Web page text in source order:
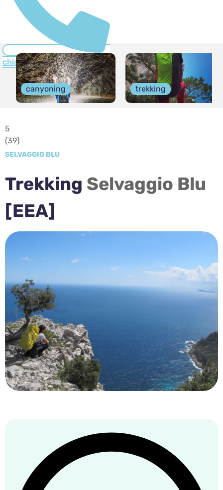
chiama ora
canyoning trekking
5
(39)
SELVAGGIO BLU
Trekking Selvaggio Blu
[EEA]